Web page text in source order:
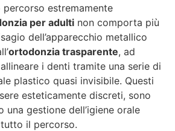
estremamente
per adulti non comporta più
dell’apparecchio metallico
ortodonzia trasparente, ad
i denti tramite una serie di
plastico quasi invisibile. Questi
esteticamente discreti, sono
una gestione dell’igiene orale
il percorso.